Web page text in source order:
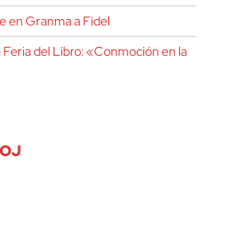
en Granma a Fidel
del Libro: «Conmoción en la